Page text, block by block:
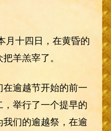
月十四日，在黄昏的
羊羔宰了。
逾越节开始的前一
举行了一个提早的
们的逾越祭，在逾